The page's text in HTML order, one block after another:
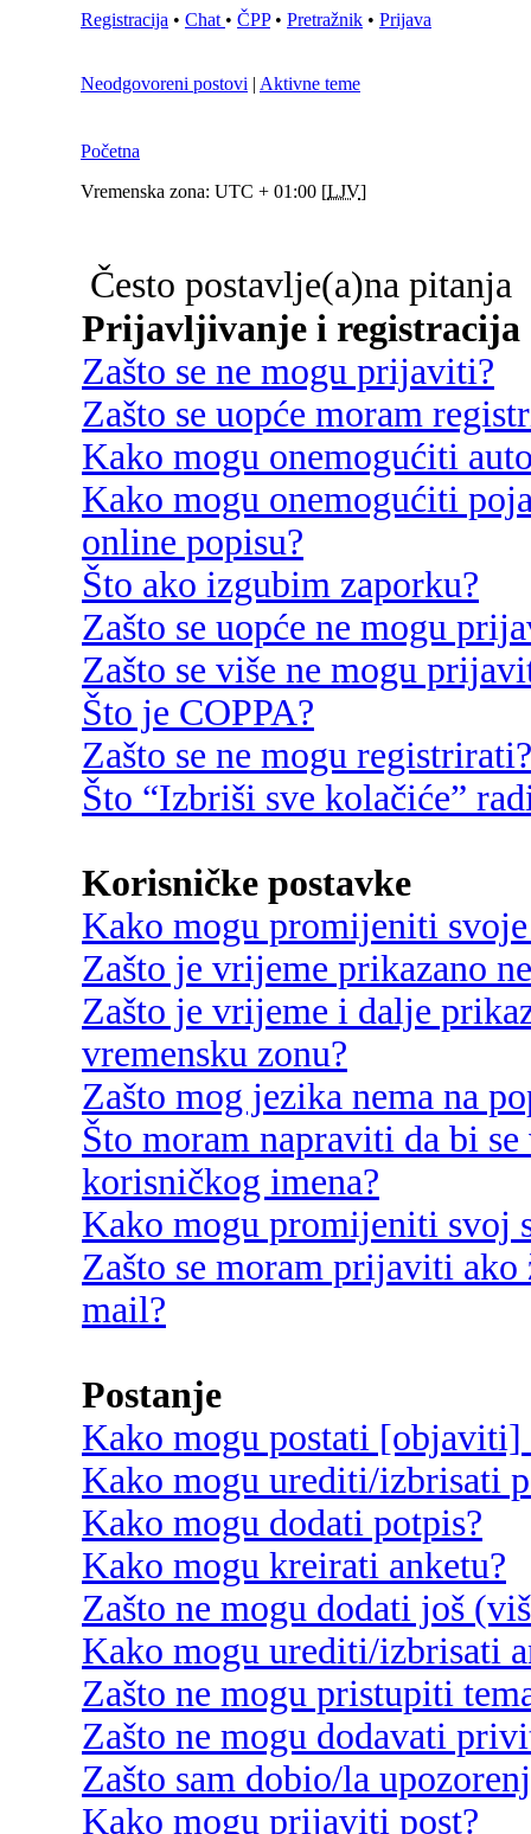
Registracija • Chat • ČPP• Pretražnik • Prijava
Neodgovoreni postovi | Aktivne teme
Početna
Vremenska zona: UTC + 01:00 [LJV]
Često postavlje(a)na pitanja
Prijavljivanje i registracija
Zašto se ne mogu prijaviti?
Zašto se uopće moram
Kako mogu onemogućiti
Kako mogu onemogućiti
online popisu?
Što ako izgubim zaporku?
Zašto se uopće ne mogu
Zašto se više ne mogu
Što je COPPA?
Zašto se ne mogu registrirati?
Što “Izbriši sve kolačiće”
Korisničke postavke
Kako mogu promijeniti svoje
Zašto je vrijeme prikazano
Zašto je vrijeme i dalje
vremensku zonu?
Zašto mog jezika nema na
Što moram napraviti da bi
korisničkog imena?
Kako mogu promijeniti svoj
Zašto se moram prijaviti
mail?
Postanje
Kako mogu postati [objaviti]
Kako mogu urediti/izbrisati
Kako mogu dodati potpis?
Kako mogu kreirati anketu?
Zašto ne mogu dodati još
Kako mogu urediti/izbrisati
Zašto ne mogu pristupiti
Zašto ne mogu dodavati
Zašto sam dobio/la
Kako mogu prijaviti post?